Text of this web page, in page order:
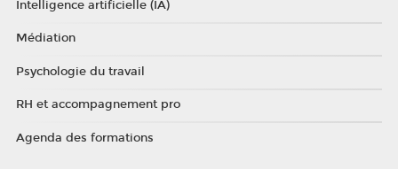
Intelligence artificielle (IA)
Médiation
Psychologie du travail
RH et accompagnement pro
Agenda des formations